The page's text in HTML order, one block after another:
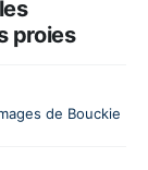
proies
de Bouckie